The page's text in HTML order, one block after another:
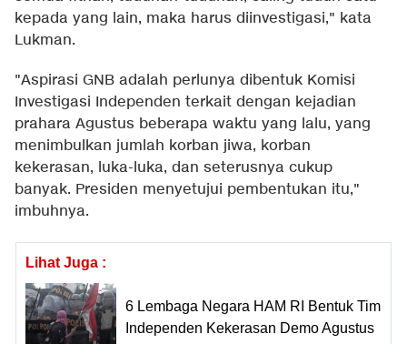
kepada yang lain, maka harus diinvestigasi," kata
Lukman.
"Aspirasi GNB adalah perlunya dibentuk Komisi
Investigasi Independen terkait dengan kejadian
prahara Agustus beberapa waktu yang lalu, yang
menimbulkan jumlah korban jiwa, korban
kekerasan, luka-luka, dan seterusnya cukup
banyak. Presiden menyetujui pembentukan itu,"
imbuhnya.
Lihat Juga :
6 Lembaga Negara HAM RI Bentuk Tim
Independen Kekerasan Demo Agustus